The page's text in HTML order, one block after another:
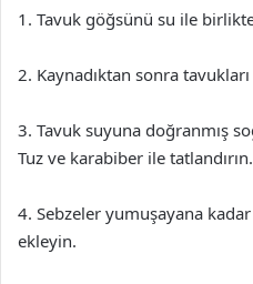
1. Tavuk göğsünü su ile
2. Kaynadıktan sonra
3. Tavuk suyuna doğranmış
Tuz ve karabiber ile tatlandırın.
4. Sebzeler yumuşayana
ekleyin.